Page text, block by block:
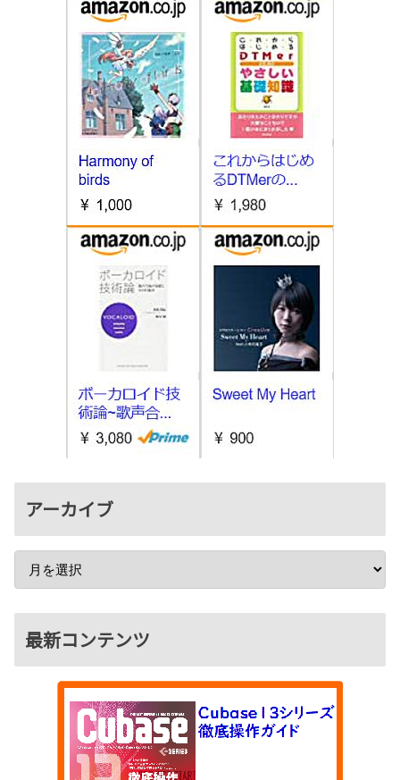
アーカイブ
最新コンテンツ